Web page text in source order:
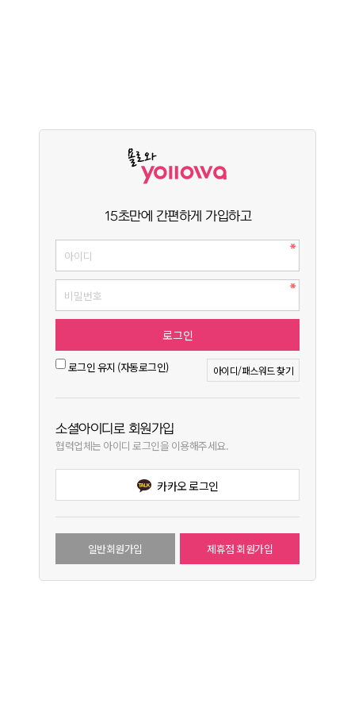
15초만에 간편하게 가입하고
로그인 유지 (자동로그인) 아이디/패스워드 찾기
소셜아이디로 회원가입
협력업체는 아이디 로그인을 이용해주세요.
카카오 로그인
일반회원가입 제휴점 회원가입